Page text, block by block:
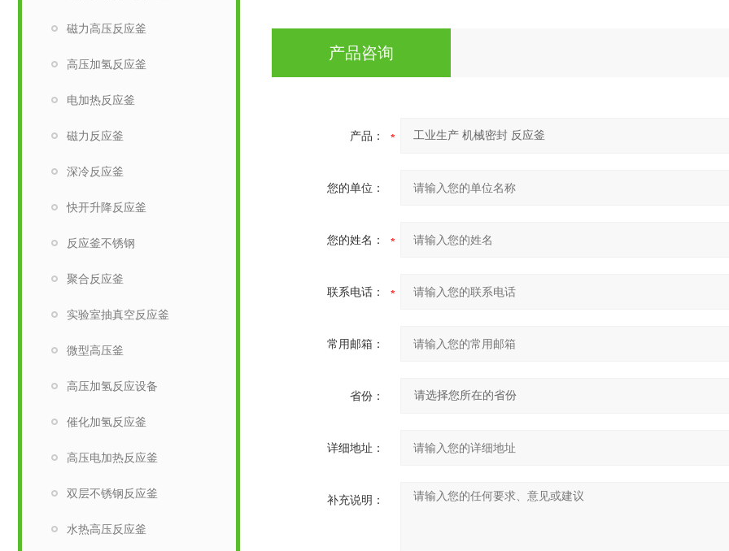
磁力高压反应釜
高压加氢反应釜
电加热反应釜
磁力反应釜
深冷反应釜
快开升降反应釜
反应釜不锈钢
聚合反应釜
实验室抽真空反应釜
微型高压釜
高压加氢反应设备
催化加氢反应釜
高压电加热反应釜
双层不锈钢反应釜
水热高压反应釜
产品咨询
产品：
您的单位：
您的姓名：
联系电话：
常用邮箱：
省份：
详细地址：
补充说明：